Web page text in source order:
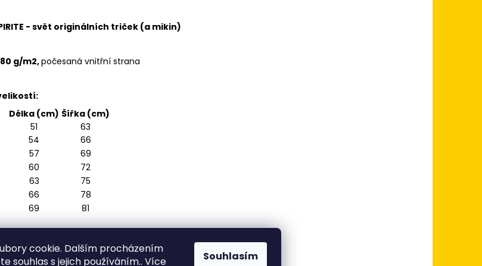
cookie. Dalším procházením
souhlas s jejich používáním.. Více
Souhlasím
- svět originálních triček (a mikin)
g/m2,počesaná vnitřní strana
Délka (cm) Šířka (cm)
51
63
54
66
57
69
60
72
63
75
66
78
69 81